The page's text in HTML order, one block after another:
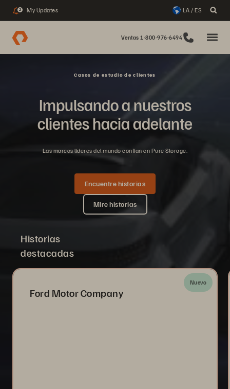
2 My Updates LA / ES
Ventas 1-800-976-6494
Casos de estudio de clientes
Impulsando a nuestros
clientes hacia adelante
Las marcas líderes del mundo confían en Pure Storage.
Encuentre historias
Mire historias
Historias
destacadas
Nuevo
Ford Motor Company